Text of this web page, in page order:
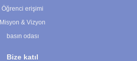
Öğrenci erişimi
Misyon & Vizyon
basın odası
Bize katıl